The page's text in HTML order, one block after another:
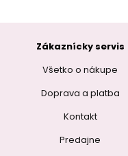
Zákaznícky servis
Všetko o nákupe
Doprava a platba
Kontakt
Predajne